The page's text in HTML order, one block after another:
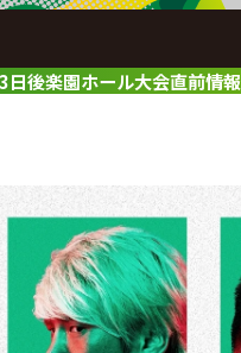
日後楽園ホール大会直前情報